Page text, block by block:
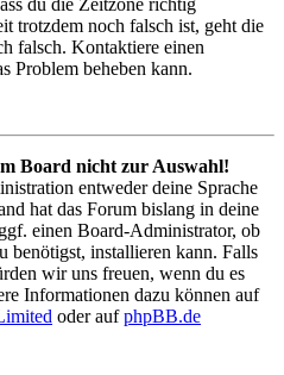
du die Zeitzone richtig
trotzdem noch falsch ist, geht die
falsch. Kontaktiere einen
Problem beheben kann.
Board nicht zur Auswahl!
entweder deine Sprache
hat das Forum bislang in deine
einen Board-Administrator, ob
benötigst, installieren kann. Falls
wir uns freuen, wenn du es
Informationen dazu können auf
oder aufphpBB.de